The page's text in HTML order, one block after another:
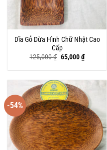
Dĩa Gỗ Dừa Hình Chữ Nhật Cao
Cấp
125,000₫ Giá
gốc
là:
65,000₫Giá
hiện
tại
65,000 ₫.
-54%